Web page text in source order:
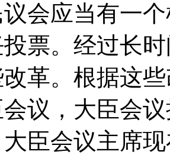
议会应当有一
票。经过长
革。根据这
议，大臣会
大臣会议主席